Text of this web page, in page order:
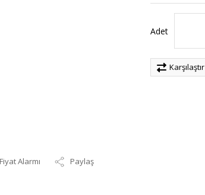
Fiyat Alarmı Paylaş
Adet
Karşılaştır